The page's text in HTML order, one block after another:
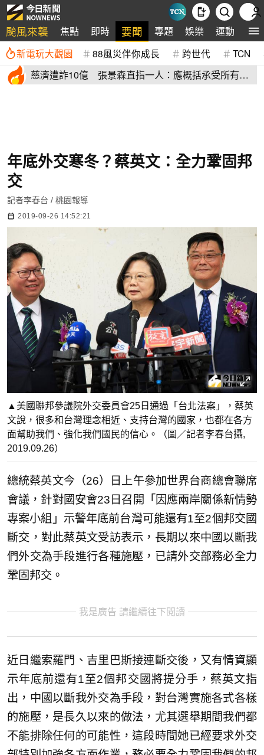
颱風來襲 焦點 即時 要聞 專題 娛樂 運動 全
新電玩大觀園 88風災伴你成長 跨世代 TCN
慈濟遭詐10億 張景森直指一人：應概括承受所有責
年底外交寒冬？蔡英文：全力鞏固邦
交
記者李春台 / 桃園報導
2019-09-26 14:52:21
▲美國聯邦參議院外交委員會25日通過「台北法案」，蔡英
文說，很多和台灣理念相近、支持台灣的國家，也都在各方
面幫助我們、強化我們國民的信心。（圖／記者李春台攝,
2019.09.26）
總統蔡英文今（26）日上午參加世界台商總會聯席
會議，針對國安會23日召開「因應兩岸關係新情勢
專案小組」示警年底前台灣可能還有1至2個邦交國
斷交，對此蔡英文受訪表示，長期以來中國以斷我
們外交為手段進行各種施壓，已請外交部務必全力
鞏固邦交。
我是廣告 請繼續往下閱讀
近日繼索羅門、吉里巴斯接連斷交後，又有情資顯
示年底前還有1至2個邦交國將提分手，蔡英文指
出，中國以斷我外交為手段，對台灣實施各式各樣
的施壓，是長久以來的做法，尤其選舉期間我們都
不能排除任何的可能性，這段時間她已經要求外交